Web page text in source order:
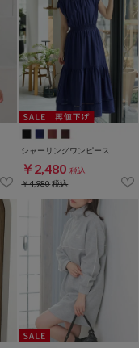
シャーリングワンピース
￥2,480 税込
￥4,980税込